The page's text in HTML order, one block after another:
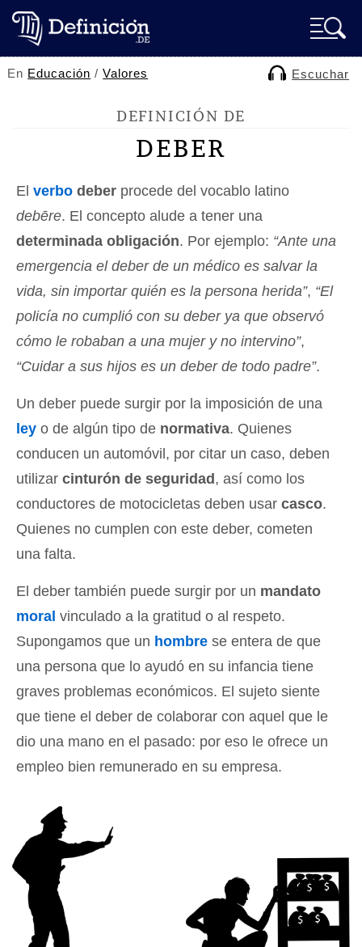
En Educación /Valores Escuchar
DEFINICIÓN DE
DEBER
El verbo deber procede del vocablo latino
debēre. El concepto alude a tener una
determinada obligación. Por ejemplo: “Ante una
emergencia el deber de un médico es salvar la
vida, sin importar quién es la persona herida”, “El
policía no cumplió con su deber ya que observó
cómo le robaban a una mujer y no intervino”,
“Cuidar a sus hijos es un deber de todo padre”.
Un deber puede surgir por la imposición de una
ley o de algún tipo de normativa. Quienes
conducen un automóvil, por citar un caso, deben
utilizar cinturón de seguridad , así como los
conductores de motocicletas deben usar casco.
Quienes no cumplen con este deber, cometen
una falta.
El deber también puede surgir por un mandato
moral vinculado a la gratitud o al respeto.
Supongamos que un hombre se entera de que
una persona que lo ayudó en su infancia tiene
graves problemas económicos. El sujeto siente
que tiene el deber de colaborar con aquel que le
dio una mano en el pasado: por eso le ofrece un
empleo bien remunerado en su empresa.